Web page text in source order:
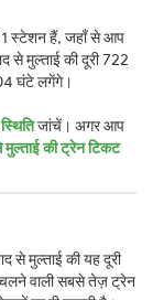
1 स्टेशन हैं, जहाँ से आप
से मुल्ताई की दूरी 722
घंटे लगेंगे।
जांचें। अगर आप
मुल्ताई की ट्रेन टिकट
से मुल्ताई की यह दूरी
चलने वाली सबसे तेज़ ट्रेन